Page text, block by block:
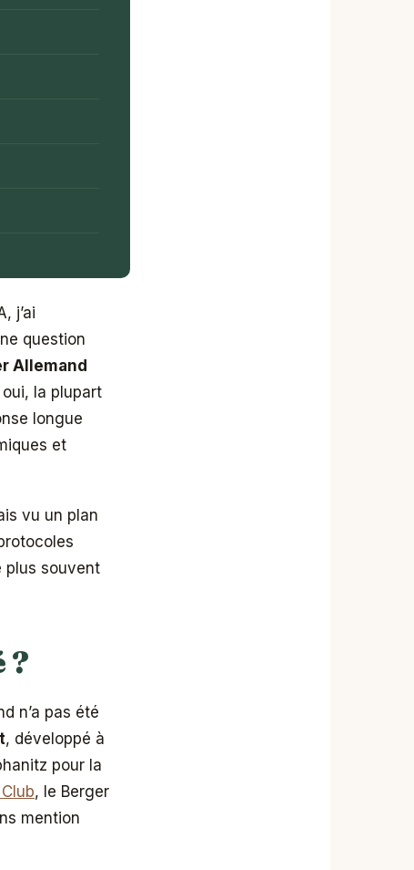
j’ai
question
Allemand
la plupart
longue
et
vu un plan
plus souvent
?
n’a pas été
, développé à
pour la
, le Berger
mention